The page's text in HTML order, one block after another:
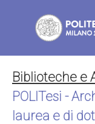
Biblioteche e
POLITesi -
laurea e di